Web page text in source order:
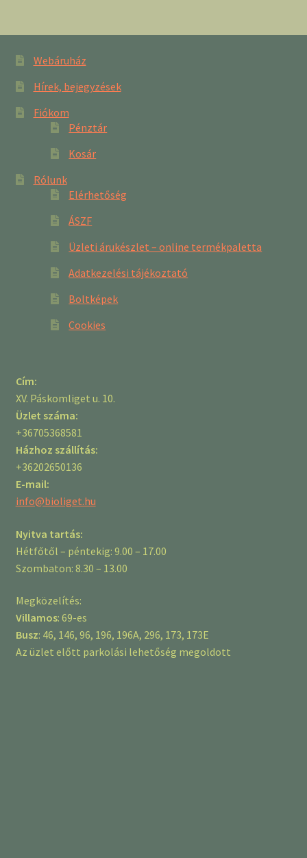
Webáruház
Hírek, bejegyzések
Fiókom
Pénztár
Kosár
Rólunk
Elérhetőség
ÁSZF
Üzleti árukészlet – online termékpaletta
Adatkezelési tájékoztató
Boltképek
Cookies
Cím:
XV. Páskomliget u. 10.
Üzlet száma:
+36705368581
Házhoz szállítás:
+36202650136
E-mail:
info@bioliget.hu
Nyitva tartás:
Hétfőtől – péntekig: 9.00 – 17.00
Szombaton: 8.30 – 13.00
Megközelítés:
Villamos: 69-es
Busz: 46, 146, 96, 196, 196A, 296, 173, 173E
Az üzlet előtt parkolási lehetőség megoldott